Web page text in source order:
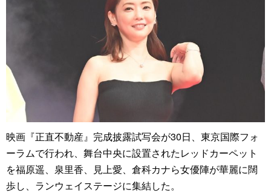
映画『正直不動産』完成披露試写会が30日、東京国際フォ
ーラムで行われ、舞台中央に設置されたレッドカーペット
を福原遥、泉里香、見上愛、倉科カナら女優陣が華麗に闊
歩し、ランウェイステージに集結した。